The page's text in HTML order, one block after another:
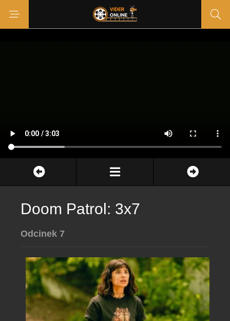
Doom Patrol: 3x7
Odcinek 7